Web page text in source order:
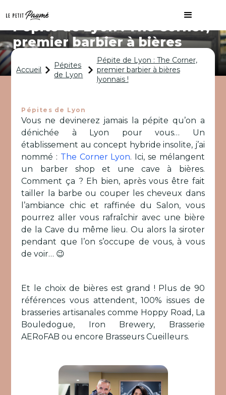
Pépite de Lyon : The Corner,
premier barbier à bières
Accueil
Pépites
de Lyon
Pépite de Lyon : The Corner,
premier barbier à bières
lyonnais !
Pépites de Lyon
Vous ne devinerez jamais la pépite qu’on a
dénichée à Lyon pour vous… Un
établissement au concept hybride insolite, j’ai
nommé : The Corner Lyon. Ici, se mélangent
un barber shop et une cave à bières.
Comment ça ? Eh bien, après vous être fait
tailler la barbe ou couper les cheveux dans
l’ambiance chic et raffinée du Salon, vous
pourrez aller vous rafraîchir avec une bière
de la Cave du même lieu. Ou alors la siroter
pendant que l’on s’occupe de vous, à vous
de voir… 😉
Et le choix de bières est grand ! Plus de 90
références vous attendent, 100% issues de
brasseries artisanales comme Hoppy Road, La
Bouledogue, Iron Brewery, Brasserie
AERoFAB ou encore Brasseurs Cueilleurs.